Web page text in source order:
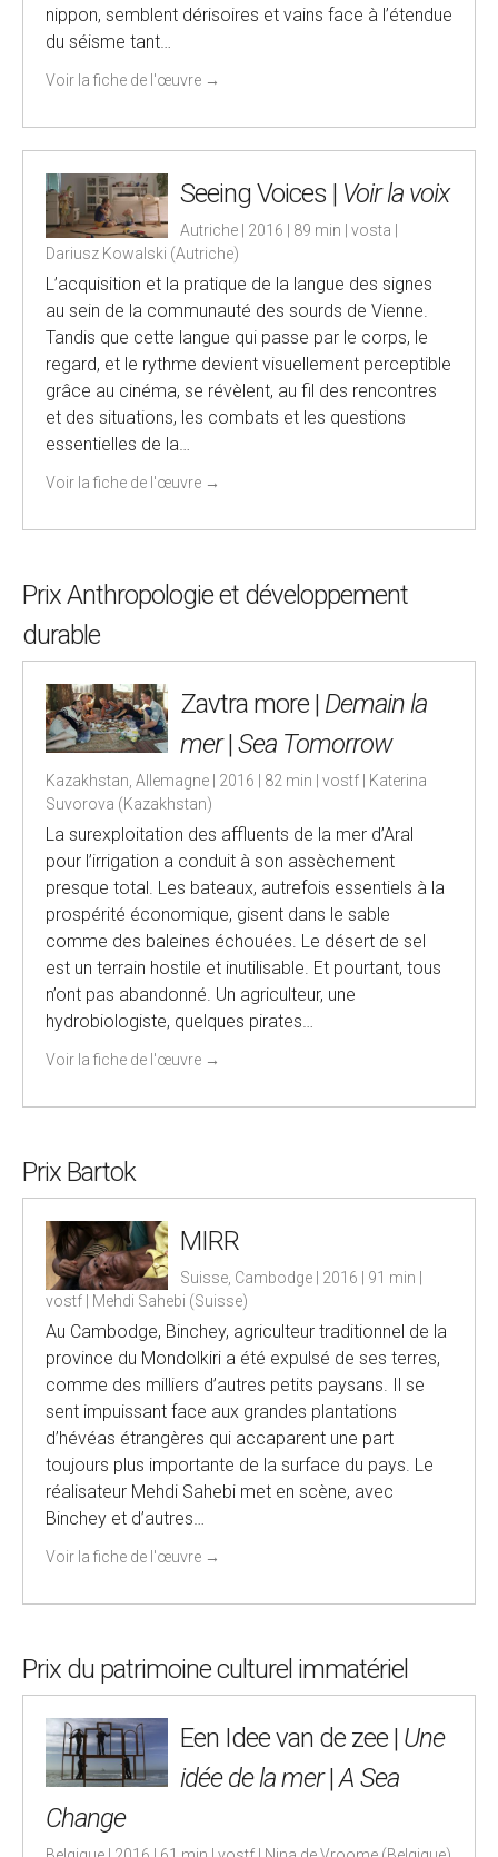
nippon, semblent dérisoires et vains face à l’étendue
du séisme tant…
Voir la fiche de l'œuvre →
Seeing Voices | Voir la voix
Autriche | 2016 | 89 min | vosta |
Dariusz Kowalski (Autriche)
L’acquisition et la pratique de la langue des signes
au sein de la communauté des sourds de Vienne.
Tandis que cette langue qui passe par le corps, le
regard, et le rythme devient visuellement perceptible
grâce au cinéma, se révèlent, au fil des rencontres
et des situations, les combats et les questions
essentielles de la…
Voir la fiche de l'œuvre →
Prix Anthropologie et développement
durable
Zavtra more | Demain la
mer|Sea Tomorrow
Kazakhstan, Allemagne | 2016 | 82 min | vostf | Katerina
Suvorova (Kazakhstan)
La surexploitation des affluents de la mer d’Aral
pour l’irrigation a conduit à son assèchement
presque total. Les bateaux, autrefois essentiels à la
prospérité économique, gisent dans le sable
comme des baleines échouées. Le désert de sel
est un terrain hostile et inutilisable. Et pourtant, tous
n’ont pas abandonné. Un agriculteur, une
hydrobiologiste, quelques pirates…
Voir la fiche de l'œuvre →
Prix Bartok
MIRR
Suisse, Cambodge | 2016 | 91 min |
vostf | Mehdi Sahebi (Suisse)
Au Cambodge, Binchey, agriculteur traditionnel de la
province du Mondolkiri a été expulsé de ses terres,
comme des milliers d’autres petits paysans. Il se
sent impuissant face aux grandes plantations
d’hévéas étrangères qui accaparent une part
toujours plus importante de la surface du pays. Le
réalisateur Mehdi Sahebi met en scène, avec
Binchey et d’autres…
Voir la fiche de l'œuvre →
Prix du patrimoine culturel immatériel
Een Idee van de zee | Une
idée de la mer|A Sea
Change